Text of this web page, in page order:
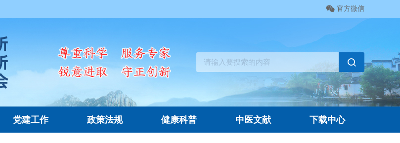
官方微信
党建工作 政策法规 健康科普 中医文献 下载中心